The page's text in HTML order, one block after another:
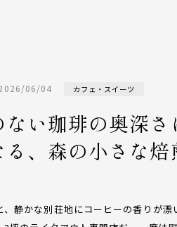
06/04 カフェ・スイーツ
ない珈琲の奥深
る、森の小さな焙
、静かな別荘地にコーヒーの香りが